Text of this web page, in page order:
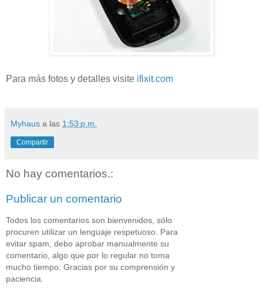
Para más fotos y detalles visite ifixit.com
Myhaus a las 1:53 p.m.
Compartir
No hay comentarios.:
Publicar un comentario
Todos los comentarios son bienvenidos, sólo
procuren utilizar un lenguaje respetuoso. Para
evitar spam, debo aprobar manualmente su
comentario, algo que por lo regular no toma
mucho tiempo. Gracias por su comprensión y
paciencia.